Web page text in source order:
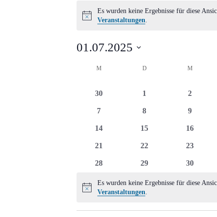
Hinweis
Es wurden keine Ergebnisse für diese
Veranstaltungen.
01.07.2025
Kalender
von
Veranstaltungen
M DDIENSTAG M
0
30
0
1
0
2
0
7
0
8
0
9
0
14
0
15
0
16
0
21
0
22
0
23
0
28
0
29
0
30
Hinweis
Es wurden keine Ergebnisse für diese
Veranstaltungen.